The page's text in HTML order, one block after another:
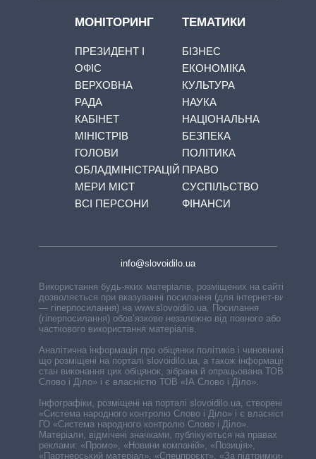
МОНІТОРИНГ
ПРЕЗИДЕНТ І
ОФІС
ВЕРХОВНА
РАДА
КАБІНЕТ
МІНІСТРІВ
ГОЛОВИ
ОБЛАДМІНІСТРАЦІЙ
МЕРИ МІСТ
ВСІ ПЕРСОНИ
ТЕМАТИКИ
БІЗНЕС
ЕКОНОМІКА
КУЛЬТУРА
НАУКА
НАЦІОНАЛЬНА
БЕЗПЕКА
ПОЛІТИКА
ПРАВО
СУСПІЛЬСТВО
ФІНАНСИ
info@slovoidilo.ua
Використання будь-яких матеріалів, розміщених на сайті,
дозволяється при вказуванні посилання (для інтернет-видань
— гіперпосилання) на www.slovoidilo.ua. Посилання
(гіперпосилання) обов’язкове незалежно від повного або
часткового використання матеріалів.
Аналітична інформація про обіцянки політиків і чиновників,
що розміщені на порталі slovoidilo.ua, а також інформація про
стан виконання цих обіцянок, зібрана й опрацьована ТОВ «ІА
Слово і Діло» і є власністю ТОВ «ІА Слово і Діло».
Інфографіки, розміщені на порталі slovoidilo.ua, створені ГО
«Система народного контролю Слово і Діло» і є власністю
ГО «Система народного контролю Слово і Діло».
Матеріали, відмічені значками, публікуються на правах
реклами: «Промо», «Новини компаній», «Позиція»,
«Партнерський матеріал», «Спецпроєкт», «За підтримки».